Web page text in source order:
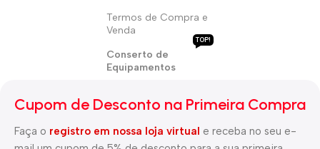
Termos de Compra e
Venda
Conserto de
Equipamentos
TOP!
Cupom de Desconto na Primeira Compra
Faça o registro em nossa loja virtual e receba no seu e-